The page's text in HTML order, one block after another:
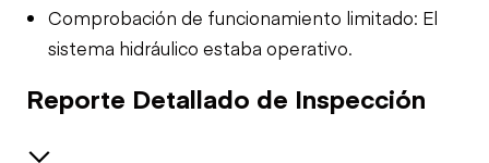
Comprobación de funcionamiento limitado: El
sistema hidráulico estaba operativo.
Reporte Detallado de Inspección